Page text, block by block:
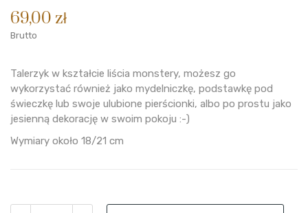
69,00 zł
Brutto
Talerzyk w kształcie liścia monstery, możesz go
wykorzystać również jako mydelniczkę, podstawkę pod
świeczkę lub swoje ulubione pierścionki, albo po prostu jako
jesienną dekorację w swoim pokoju :-)
Wymiary około 18/21 cm